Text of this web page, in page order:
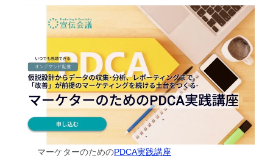
マーケターのためのPDCA実践講座